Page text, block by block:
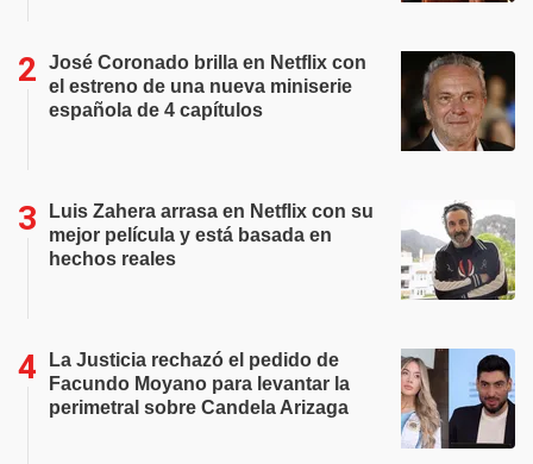
José Coronado brilla en Netflix con
el estreno de una nueva miniserie
española de 4 capítulos
Luis Zahera arrasa en Netflix con su
mejor película y está basada en
hechos reales
La Justicia rechazó el pedido de
Facundo Moyano para levantar la
perimetral sobre Candela Arizaga